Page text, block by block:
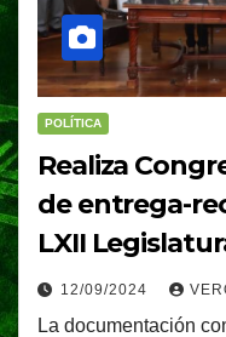
POLÍTICA
Realiza
de entrega-
LXII
12/09/2024
La documentación